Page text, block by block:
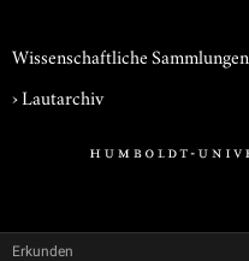
Wissenschaftliche Sammlungen
›Lautarchiv
Erkunden